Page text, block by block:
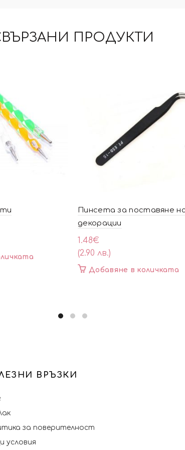
ПРОДУКТИ
Пинсета за поставяне
декорации
1.48€
(2.90 лв.)
Добавяне в количката
ВРЪЗКИ
за поверителност
условия